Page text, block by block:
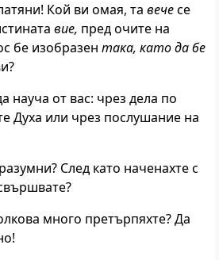
Кой ви омая, та вечесе
вие, пред очите на
бе изобразен така, като да бе
науча от вас: чрез дела по
Духа или чрез послушание на
След като наченахте с
много претърпяхте? Да